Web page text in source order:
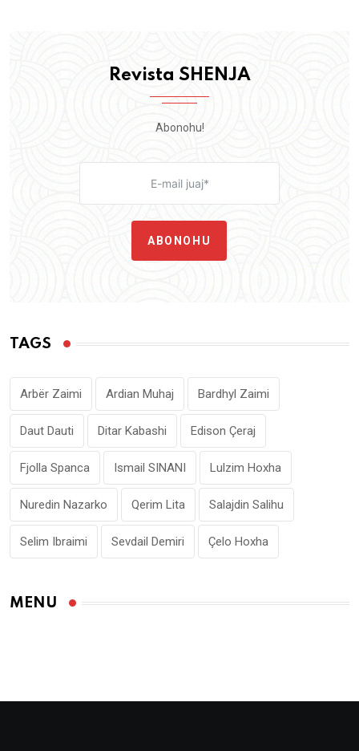
Revista SHENJA
Abonohu!
ABONOHU
TAGS
Arbër Zaimi Ardian Muhaj Bardhyl Zaimi
Daut Dauti Ditar Kabashi Edison Çeraj
Fjolla Spanca Ismail SINANI Lulzim Hoxha
Nuredin Nazarko Qerim Lita Salajdin Salihu
Selim Ibraimi Sevdail Demiri Çelo Hoxha
MENU